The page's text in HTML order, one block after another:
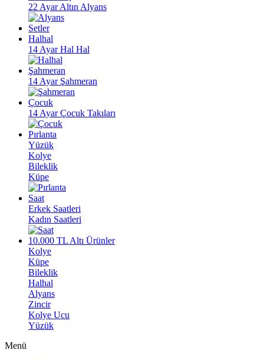
22 Ayar Altın Alyans
Setler
Halhal
14 Ayar Hal Hal
Şahmeran
14 Ayar Şahmeran
Çocuk
14 Ayar Çocuk Takıları
Pırlanta
Yüzük
Kolye
Bileklik
Küpe
Saat
Erkek Saatleri
Kadın Saatleri
10.000 TL Altı Ürünler
Kolye
Küpe
Bileklik
Halhal
Alyans
Zincir
Kolye Ucu
Yüzük
Menü